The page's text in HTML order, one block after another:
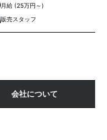
庫県 月給 (25万円～)
販売スタッフ
会社について